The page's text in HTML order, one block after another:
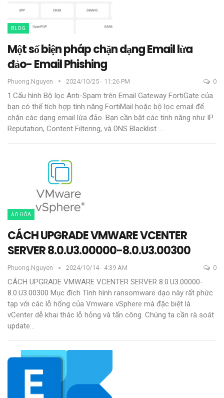
BLOG
Một số biện pháp chặn dạng Email lừa
đảo- Email Phishing
Phuong.nguyen 2024/10/25 - 11:26 PM 0
1.Cấu hình Bộ lọc Anti-Spam trên Email Gateway FortiGate của
bạn có thể tích hợp tính năng FortiMail hoặc bộ lọc email để
chặn các dạng email lừa đảo. Bạn cần bật các tính năng như IP
Reputation, Content Filtering, và DNS Blacklist. …
ẢO HÓA
CÁCH UPGRADE VMWARE VCENTER
SERVER 8.0.U3.00000-8.0.U3.00300
Phuong.nguyen 2024/10/14 - 4:39 AM 0
CÁCH UPGRADE VMWARE VCENTER SERVER 8.0.U3.00000-
8.0.U3.00300 Mục đích Tình hình ransomware dạo này rất phức
tạp với các lỗ hổng của Vmware vSphere mà đặc biệt là
vCenter dễ khai thác lỗ hỏng và tấn công. Chúng ta cần rà soát
update…